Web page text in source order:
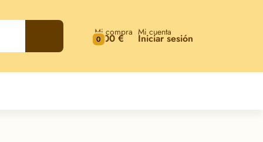
0
Mi compra
0,00 € Mi cuenta
Iniciar sesión